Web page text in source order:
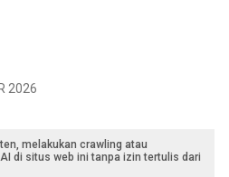
2026
melakukan crawling atau
di situs web ini tanpa izin tertulis dari